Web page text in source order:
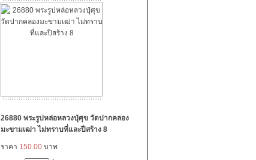
26880 พระรูปหล่อหลวงปุ่ศุข วัดปากคลอง
มะขามเฒ่า ไม่ทราบที่และปีสร้าง 8
ราคา 150.00 บาท